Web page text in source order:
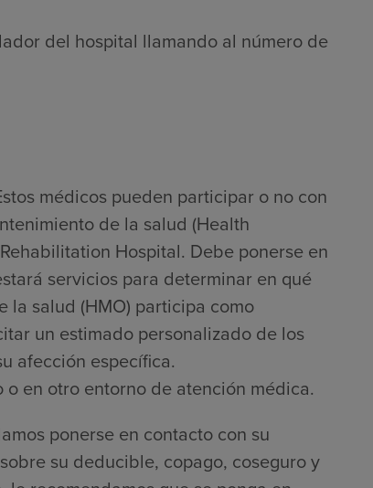
del hospital llamando al número de
médicos pueden participar o no con
de la salud (Health
Hospital. Debe ponerse en
servicios para determinar en qué
la salud (HMO) participa como
un estimado personalizado de los
afección específica.
en otro entorno de atención médica.
ponerse en contacto con su
su deducible, copago, coseguro y